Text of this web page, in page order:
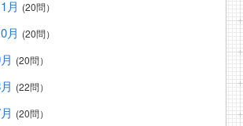
月 (20問）
月 (20問）
(20問）
(22問）
(20問）